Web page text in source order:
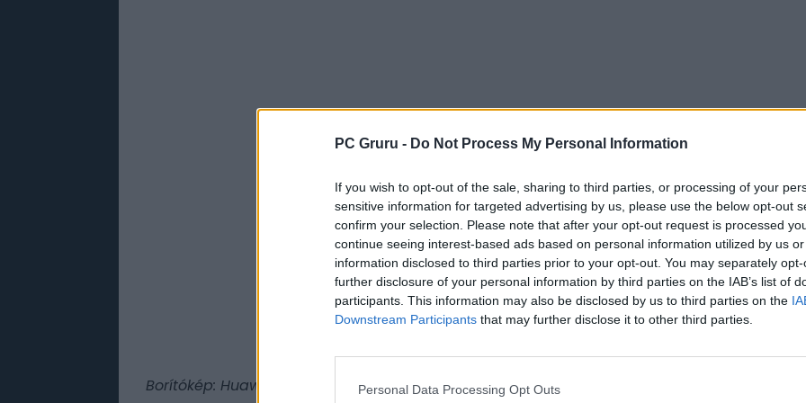
PC Gruru - Do Not Process My Personal Information
If you wish to opt-out of the sale, sharing to third parties, or processing of your
sensitive information for targeted advertising by us, please use the below opt-out
confirm your selection. Please note that after your opt-out request is processed
continue seeing interest-based ads based on personal information utilized by us
information disclosed to third parties prior to your opt-out. You may separately
further disclosure of your personal information by third parties on the IAB’s list of
participants. This information may also be disclosed by us to third parties on the
Downstream Participants that may further disclose it to other third parties.
Personal Data Processing Opt Outs
Borítókép: Huawei Central